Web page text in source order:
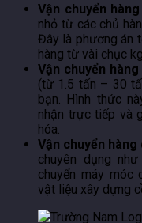
Vận chuyển
nhỏ từ các chủ
Đây là phương án
hàng từ vài chục
Vận chuyển
(từ 1.5 tấn – 30
bạn. Hình thức
nhận trực tiếp và
hóa.
Vận chuyển hàng
chuyên dụng
chuyển máy móc
vật liệu xây dựng